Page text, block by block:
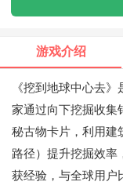
游戏介绍
《挖到地球中心去
家通过向下挖掘收集
秘古物卡片，利用建
路径）提升挖掘效率
获经验，与全球用户